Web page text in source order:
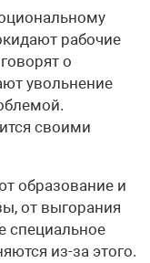
рабочие
о
увольнение
своими
образование и
от выгорания
специальное
из-за этого.